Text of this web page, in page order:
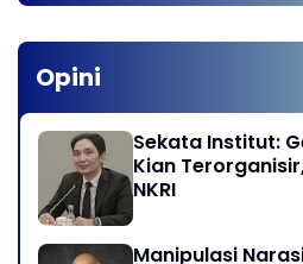
Opini
Sekata Institut:
Kian
NKRI
Manipulasi